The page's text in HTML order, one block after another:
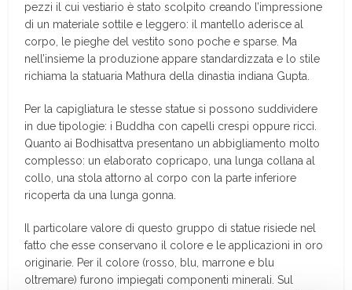
pezzi il cui vestiario è stato scolpito creando l’impressione
di un materiale sottile e leggero: il mantello aderisce al
corpo, le pieghe del vestito sono poche e sparse. Ma
nell’insieme la produzione appare standardizzata e lo stile
richiama la statuaria Mathura della dinastia indiana Gupta.
Per la capigliatura le stesse statue si possono suddividere
in due tipologie: i Buddha con capelli crespi oppure ricci.
Quanto ai Bodhisattva presentano un abbigliamento molto
complesso: un elaborato copricapo, una lunga collana al
collo, una stola attorno al corpo con la parte inferiore
ricoperta da una lunga gonna.
Il particolare valore di questo gruppo di statue risiede nel
fatto che esse conservano il colore e le applicazioni in oro
originarie. Per il colore (rosso, blu, marrone e blu
oltremare) furono impiegati componenti minerali. Sul